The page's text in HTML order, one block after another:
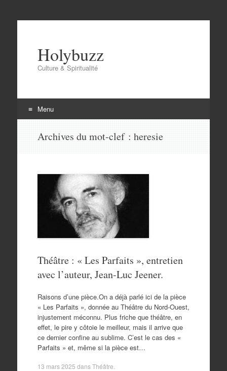
Holybuzz
Culture & Spiritualité
Menu
Archives du mot-clef : heresie
Théâtre : « Les Parfaits », entretien
avec l’auteur, Jean-Luc Jeener.
Raisons d’une pièce.On a déjà parlé ici de la pièce
« Les Parfaits », donnée au Théâtre du Nord-Ouest,
injustement méconnu. Plus friche que théâtre, en
effet, le pire y côtoie le meilleur, mais il arrive que
ce dernier confine au sublime. C’est le cas des «
Parfaits » et, même si la pièce est…
13 mars 2025 dansThéâtre